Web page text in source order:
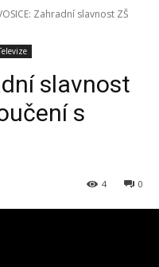
Zahradní slavnost ZŠ
slavnost
s
0
4